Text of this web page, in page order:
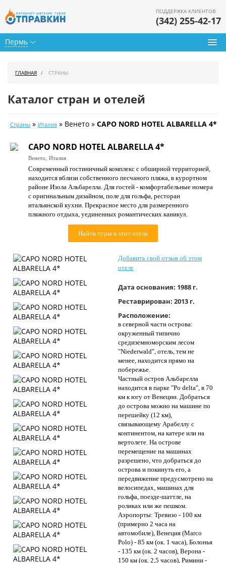
Пермь
ПОДДЕРЖКА КЛИЕНТОВ
(342) 255-42-17
Календарь туров
Цены дня
Страны
Как купить
О нас
ГЛАВНАЯ СТРАНЫ
Каталог стран и отелей
Страны » Италия » Венето » CAPO NORD HOTEL ALBARELLA 4*
CAPO NORD HOTEL ALBARELLA 4*
Венето, Италия
Современный гостиничный комплекс с обширной территорией,
находится вблизи собственного песчаного пляжа, в курортном
районе Изола Альбарелла. Для гостей - комфортабельные номера
с оригинальным дизайном, поле для гольфа, ресторан
итальянской кухни. Прекрасное место для размеренного
пляжного отдыха, уединенных романтических каникул.
Найти туры в этот отель
Добавить свой отзыв об этом
отеле
Дата основания: 1988 г.
Реставрирован: 2013 г.
Расположение:
в северной части острова:
окруженный типично
средиземноморским лесом
"Niederwald", отель, тем не
менее, находится прямо на
побережье.
Частный остров Альбарелла
находится в парке "Po delta", в 70
км к югу от Венеции. Добраться
до острова можно на машине по
перешейку (12 км),
связывающему Арабеллу с
континентом, на катере или на
вертолете. На острове
перемещение на машинах
разрешено, что добраться до
острова и покинуть его, а
передвижение предусмотрено на
велосипедах, машинах для
гольфа, поезде-шаттле, на
роликах или же пешком.
Аэропорты: Тревизо - 100 км
(примерно 2 часа на
автомобиле), Венеция (Marco
Polo) - 85 км (ок. 1 часа), Болонья
- 135 км (ок. 2 часов), Верона -
150 км (ок. 2,5 часов), Римини -